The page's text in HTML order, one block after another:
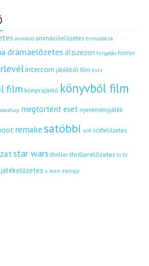
animáció animációelőzetes bemutatók
drámaelőzetes díjszezon forgatás horror
intercom játékból film kvíz
film könyvajánló könyvből film
mashup megtörtént eset nyereményjáték
remakesatöbbi scifi scifielőzetes
star wars thriller thrillerelőzetes tv tv
x men életrajz